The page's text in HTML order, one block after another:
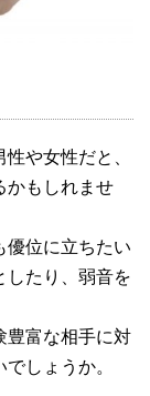
や女性だと、
かもしれませ
優位に立ちたい
したり、弱音を
豊富な相手に対
しょうか。